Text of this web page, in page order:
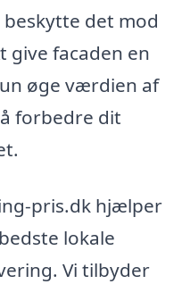
det mod
give facaden en
øge værdien af
forbedre dit
pris.dk hjælper
lokale
Vi tilbyder